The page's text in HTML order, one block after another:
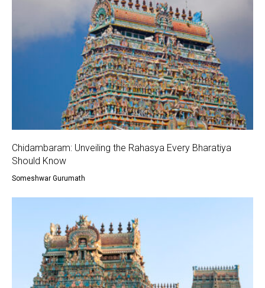
Chidambaram: Unveiling the Rahasya Every Bharatiya
Should Know
Someshwar Gurumath